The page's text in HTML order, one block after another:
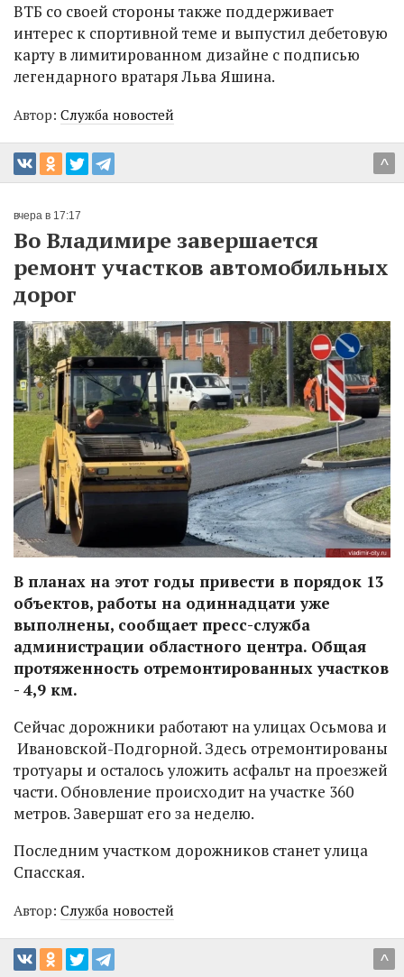
ВТБ со своей стороны также поддерживает
интерес к спортивной теме и выпустил дебетовую
карту в лимитированном дизайне с подписью
легендарного вратаря Льва Яшина.
Автор: Служба новостей
^
вчера в 17:17
Во Владимире завершается
ремонт участков автомобильных
дорог
В планах на этот годы привести в порядок 13
объектов, работы на одиннадцати уже
выполнены, сообщает пресс-служба
администрации областного центра. Общая
протяженность отремонтированных участков
- 4,9 км.
Сейчас дорожники работают на улицах Осьмова и
Ивановской-Подгорной. Здесь отремонтированы
тротуары и осталось уложить асфальт на проезжей
части. Обновление происходит на участке 360
метров. Завершат его за неделю.
Последним участком дорожников станет улица
Спасская.
Автор: Служба новостей
^